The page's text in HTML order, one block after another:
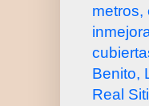
metros,
Benito,
Real